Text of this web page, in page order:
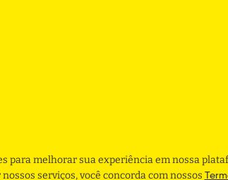
para melhorar sua experiência em nossa
serviços, você concorda com nossos